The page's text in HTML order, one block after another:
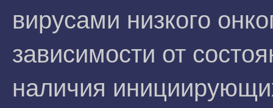
вирусами низкого
зависимости от
наличия